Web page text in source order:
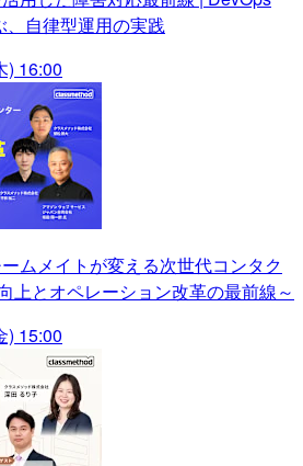
自律型運用の実践
) 16:00
ムメイトが変える次世代コンタク
上とオペレーション改革の最前線～
) 15:00